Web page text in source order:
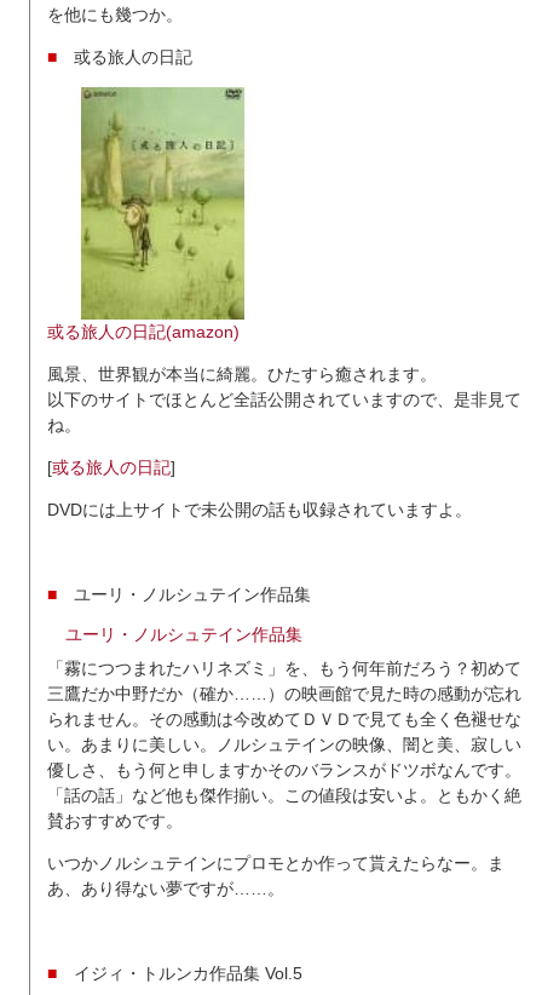
を他にも幾つか。
■ 或る旅人の日記
或る旅人の日記(amazon)
風景、世界観が本当に綺麗。ひたすら癒されます。
以下のサイトでほとんど全話公開されていますので、是非見て
ね。
[或る旅人の日記]
DVDには上サイトで未公開の話も収録されていますよ。
■ ユーリ・ノルシュテイン作品集
ユーリ・ノルシュテイン作品集
「霧につつまれたハリネズミ」を、もう何年前だろう？初めて
三鷹だか中野だか（確か……）の映画館で見た時の感動が忘れ
られません。その感動は今改めてＤＶＤで見ても全く色褪せな
い。あまりに美しい。ノルシュテインの映像、闇と美、寂しい
優しさ、もう何と申しますかそのバランスがドツボなんです。
「話の話」など他も傑作揃い。この値段は安いよ。ともかく絶
賛おすすめです。
いつかノルシュテインにプロモとか作って貰えたらなー。ま
あ、あり得ない夢ですが……。
■ イジィ・トルンカ作品集 Vol.5